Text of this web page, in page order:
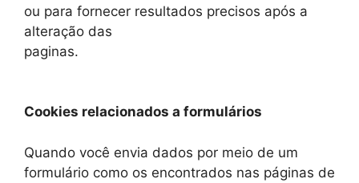
ou para fornecer resultados precisos após a
alteração das
paginas.
Cookies relacionados a formulários
Quando você envia dados por meio de um
formulário como os encontrados nas páginas de